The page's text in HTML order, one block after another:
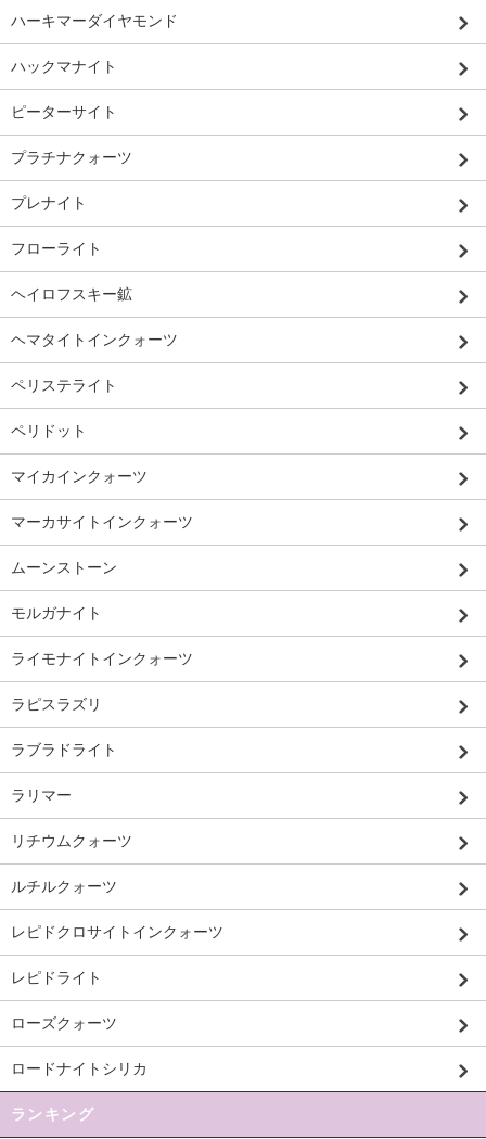
ハーキマーダイヤモンド
ハックマナイト
ピーターサイト
プラチナクォーツ
プレナイト
フローライト
ヘイロフスキー鉱
ヘマタイトインクォーツ
ペリステライト
ペリドット
マイカインクォーツ
マーカサイトインクォーツ
ムーンストーン
モルガナイト
ライモナイトインクォーツ
ラピスラズリ
ラブラドライト
ラリマー
リチウムクォーツ
ルチルクォーツ
レピドクロサイトインクォーツ
レピドライト
ローズクォーツ
ロードナイトシリカ
ランキング